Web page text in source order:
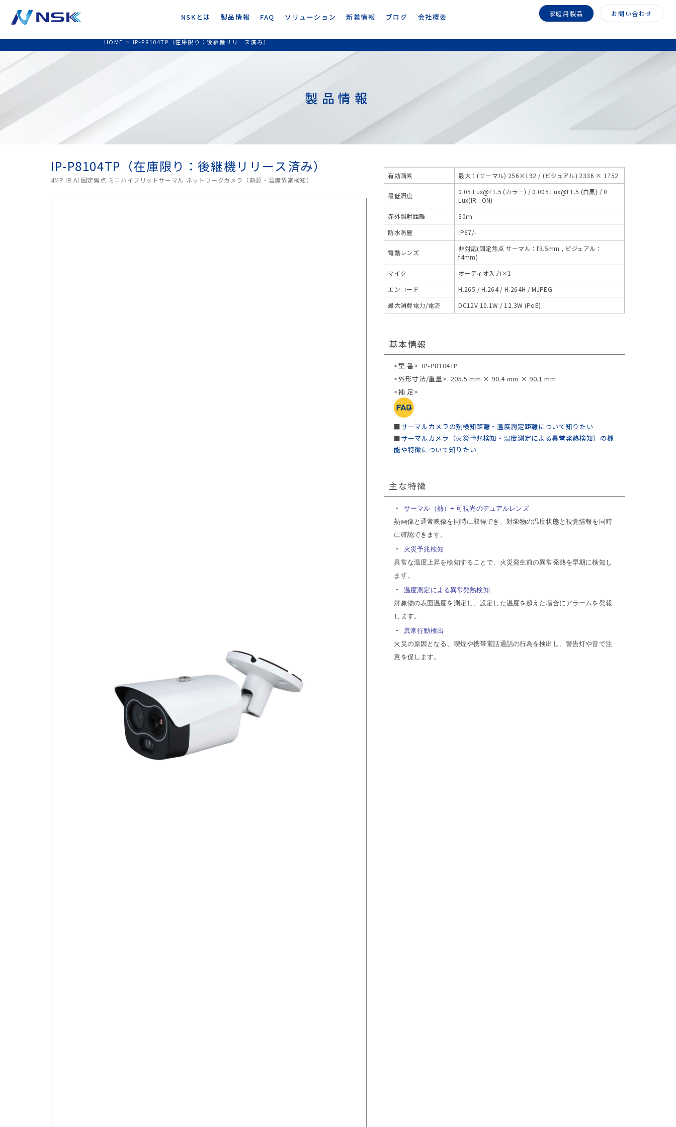
NSKとは 製品情報 FAQ ソリューション 新着情報 ブログ 会社概要 家庭用製品 お問い合わせ
HOME > IP-P8104TP（在庫限り：後継機リリース済み）
製品情報
IP-P8104TP（在庫限り：後継機リリース済み）
4MP IR AI 固定焦点 ミニハイブリッドサーマル ネットワークカメラ（熱源・温度異常検知）
有効画素 最大：(サーマル) 256×192 / (ビジュアル) 2336 × 1752
最低照度
0.05 Lux@F1.5 (カラー) / 0.005 Lux@F1.5 (白黒) / 0
Lux(IR : ON)
赤外照射距離
30ｍ
防水防塵
IP67/-
電動レンズ
非対応(固定焦点 サーマル：f3.5mm , ビジュアル：
f4mm)
マイク
オーディオ入力×1
エンコード
H.265 / H.264 / H.264H / MJPEG
最大消費電力/電流
DC12V 10.1W / 12.3W (PoE)
基本情報
<型 番> IP-P8104TP
<外形寸法/重量> 205.5 mm × 90.4 mm × 90.1 mm
<補 足>
■サーマルカメラの熱検知距離・温度測定距離について知りたい
■サーマルカメラ（火災予兆検知・温度測定による異常発熱検知）の機
能や特徴について知りたい
主な特徴
サーマル（熱）+ 可視光のデュアルレンズ
熱画像と通常映像を同時に取得でき、対象物の温度状態と視覚情報を同時
に確認できます。
火災予兆検知
異常な温度上昇を検知することで、火災発生前の異常発熱を早期に検知し
ます。
温度測定による異常発熱検知
対象物の表面温度を測定し、設定した温度を超えた場合にアラームを発報
します。
異常行動検出
火災の原因となる、喫煙や携帯電話通話の行為を検出し、警告灯や音で注
意を促します。